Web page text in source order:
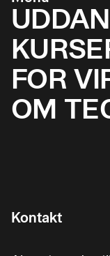
FOR
OM
Kontakt